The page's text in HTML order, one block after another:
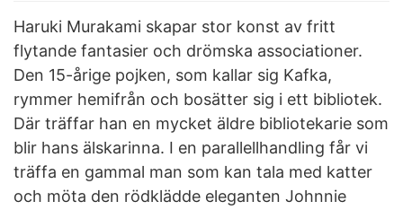
Haruki Murakami skapar stor konst av fritt
flytande fantasier och drömska associationer.
Den 15-årige pojken, som kallar sig Kafka,
rymmer hemifrån och bosätter sig i ett bibliotek.
Där träffar han en mycket äldre bibliotekarie som
blir hans älskarinna. I en parallellhandling får vi
träffa en gammal man som kan tala med katter
och möta den rödklädde eleganten Johnnie